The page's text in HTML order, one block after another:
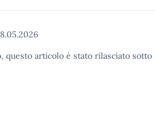
questo articolo è stato rilasciato